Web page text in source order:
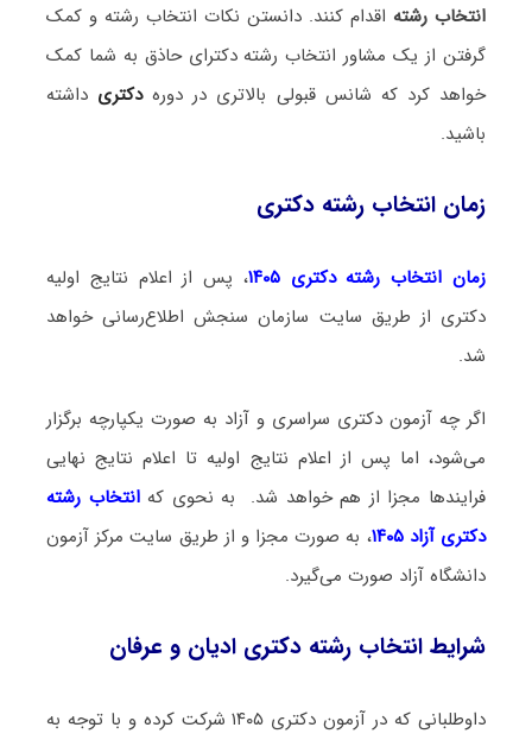
انتخاب رشته اقدام کنند. دانستن نکات انتخاب رشته و کمک
گرفتن از یک مشاور انتخاب رشته دکترای حاذق به شما کمک
خواهد کرد که شانس قبولی بالاتری در دورهدکتری داشته
باشید.
زمان انتخاب رشته دکتری
زمان انتخاب رشته دکتری ۱۴۰۵
، پس از اعلام نتایج اولیه
دکتری از طریق سایت سازمان سنجش اطلاع‌رسانی خواهد
شد.
اگر چه آزمون دکتری سراسری و آزاد به صورت یکپارچه برگزار
می‌شود، اما پس از اعلام نتایج اولیه تا اعلام نتایج نهایی
فرایندها مجزا از هم خواهد شد. به نحوی که انتخاب رشته
دکتری آزاد ۱۴۰۵
، به صورت مجزا و از طریق سایت مرکز آزمون
دانشگاه آزاد صورت می‌گیرد.
شرایط انتخاب رشته دکتری ادیان و عرفان
داوطلبانی که در آزمون دکتری ۱۴۰۵ شرکت کرده و با توجه به